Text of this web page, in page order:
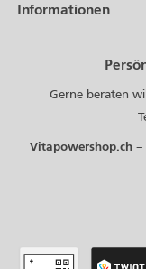
Informationen
Gerne beraten
Vitapowershop.ch –